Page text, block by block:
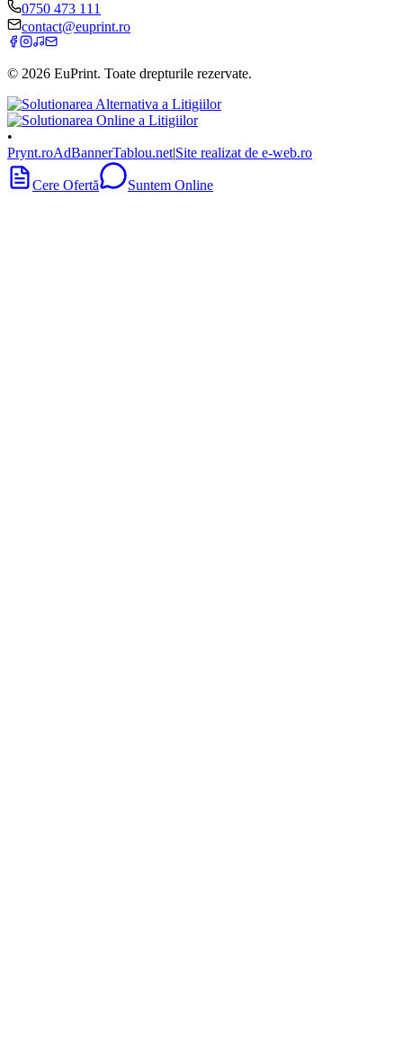
0750 473 111
contact@euprint.ro
© 2026 EuPrint. Toate drepturile rezervate.
•
Prynt.roAdBannerTablou.net|Site realizat de e-web.ro
Cere Ofertă Suntem Online